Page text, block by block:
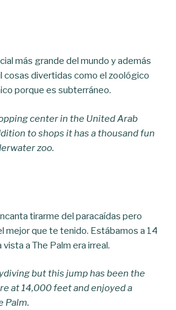
más grande del mundo y además
cosas divertidas como el zoológico
porque es subterráneo.
center in the United Arab
to shops it has a thousand fun
zoo.
tirarme del paracaídas pero
mejor que te tenido. Estábamos a 14
a The Palm era irreal.
but this jump has been the
at 14,000 feet and enjoyed a
Palm.